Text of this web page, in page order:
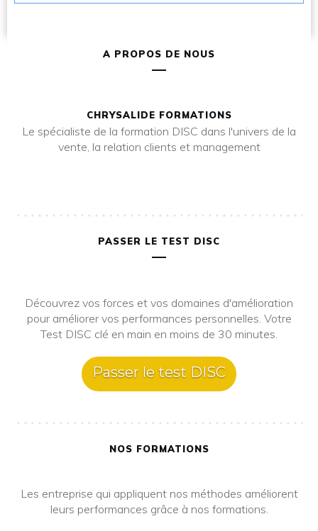
A PROPOS DE NOUS
CHRYSALIDE FORMATIONS
Le spécialiste de la formation DISC dans l'univers de la
vente, la relation clients et management
PASSER LE TEST DISC
Découvrez vos forces et vos domaines d'amélioration
pour améliorer vos performances personnelles. Votre
Test DISC clé en main en moins de 30 minutes.
Passer le test DISC
NOS FORMATIONS
Les entreprise qui appliquent nos méthodes améliorent
leurs performances grâce à nos formations.